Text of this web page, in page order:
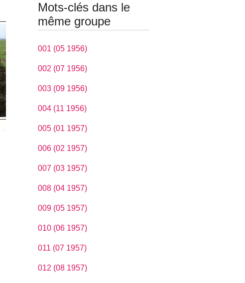
Mots-clés dans le
même groupe
001 (05 1956)
002 (07 1956)
003 (09 1956)
004 (11 1956)
005 (01 1957)
006 (02 1957)
007 (03 1957)
008 (04 1957)
009 (05 1957)
010 (06 1957)
011 (07 1957)
012 (08 1957)